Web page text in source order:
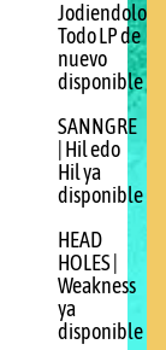
Jodiendolo
Todo LP de
nuevo
disponible
SANNGRE
| Hil edo
Hil ya
disponible
HEAD
HOLES |
Weakness
ya
disponible